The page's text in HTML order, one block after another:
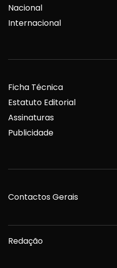
Nacional
Internacional
Ficha Técnica
Estatuto Editorial
Assinaturas
Publicidade
Contactos Gerais
Redação